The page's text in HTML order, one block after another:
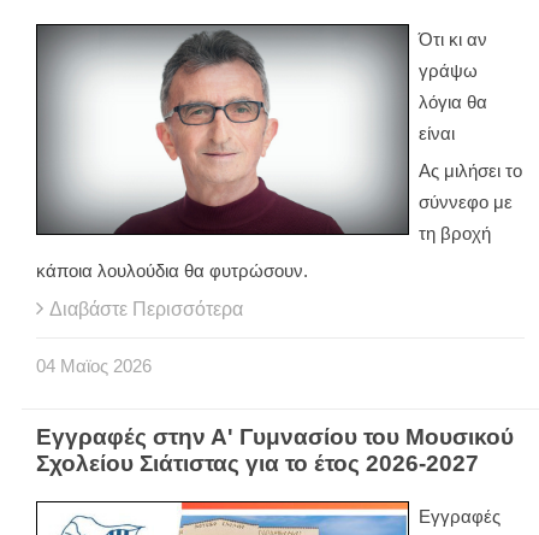
Ότι κι αν
γράψω
λόγια θα
είναι
Ας μιλήσει το
σύννεφο με
τη βροχή
κάποια λουλούδια θα φυτρώσουν.
Διαβάστε Περισσότερα
04 Μαϊος 2026
Εγγραφές στην Α' Γυμνασίου του Μουσικού
Σχολείου Σιάτιστας για το έτος 2026-2027
Εγγραφές